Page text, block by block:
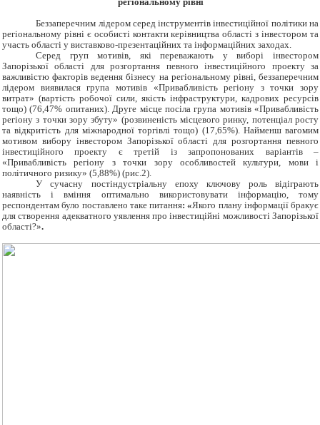
Беззаперечним лідером серед інструментів інвестиційної політики на
регіональному рівні є особисті контакти керівництва області з інвестором та
участь області у виставково-презентаційних та інформаційних заходах.
Серед груп мотивів, які переважають у виборі інвестором
Запорізької області для розгортання певного інвестиційного проекту за
важливістю факторів ведення бізнесу на регіональному рівні, беззаперечним
лідером виявилася група мотивів «Привабливість регіону з точки зору
витрат» (вартість робочої сили, якість інфраструктури, кадрових ресурсів
тощо) (76,47% опитаних). Друге місце посіла група мотивів «Привабливість
регіону з точки зору збуту» (розвиненість місцевого ринку, потенціал росту
та відкритість для міжнародної торгівлі тощо) (17,65%). Найменш вагомим
мотивом вибору інвестором Запорізької області для розгортання певного
інвестиційного проекту є третій із запропонованих варіантів –
«Привабливість регіону з точки зору особливостей культури, мови і
політичного ризику» (5,88%) (рис.2).
У сучасну постіндустріальну епоху ключову роль відіграють
наявність і вміння оптимально використовувати інформацію, тому
респондентам було поставлено таке питання: «Якого плану інформації бракує
для створення адекватного уявлення про інвестиційні можливості Запорізької
області?».